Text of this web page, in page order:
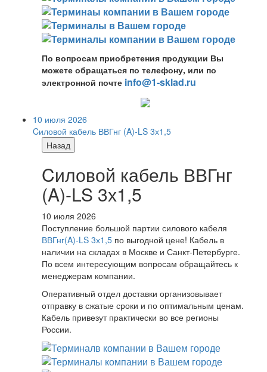
По вопросам приобретения продукции Вы
можете обращаться по телефону, или по
электронной почте info@1-sklad.ru
10 июля 2026
Cиловой кабель ВВГнг (A)-LS 3х1,5
Назад
Cиловой кабель ВВГнг
(A)-LS 3х1,5
10 июля 2026
Поступление большой партии силового кабеля
ВВГнг(A)-LS 3х1,5 по выгодной цене! Кабель в
наличии на складах в Москве и Санкт-Петербурге.
По всем интересующим вопросам обращайтесь к
менеджерам компании.
Оперативный отдел доставки организовывает
отправку в сжатые сроки и по оптимальным ценам.
Кабель привезут практически во все регионы
России.